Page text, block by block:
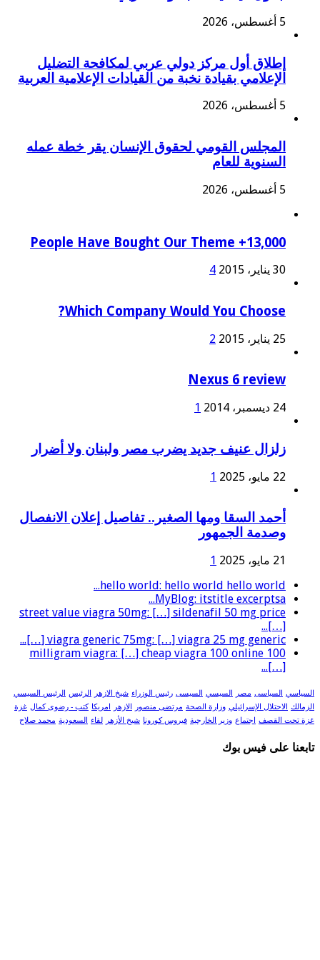
5 أغسطس، 2026
إطلاق أول مركز دولي عربي لمكافحة التضليل
الإعلامي بقيادة نخبة من القيادات الإعلامية العربية
5 أغسطس، 2026
المجلس القومي لحقوق الإنسان يقر خطة عمله
السنوية للعام
5 أغسطس، 2026
13,000+ People Have Bought Our Theme
30 يناير، 2015 4
Which Company Would You Choose?
25 يناير، 2015 2
Nexus 6 review
24 ديسمبر، 2014 1
زلزال عنيف جديد يضرب مصر ولبنان ولا أضرار
22 مايو، 2025 1
أحمد السقا ومها الصغير.. تفاصيل إعلان الانفصال
وصدمة الجمهور
21 مايو، 2025
1
hello world: hello world hello world...
MyBlog: itstitle excerptsa...
street value viagra 50mg: […] sildenafil 50 mg price
[…]...
viagra generic 75mg: […] viagra 25 mg generic […]...
100 milligram viagra: […] cheap viagra 100 online
[…]...
السياسي السياسى مصر السيسي السيسى رئيس الوزراء شيخ الازهر الرئيس الرئيس السيسي
الزمالك الاحتلال الإسرائيلي وزارة الصحة مرتضى منصور الازهر امريكا كتب - رضوى كمال غزة
غزة تحت القصف اجتماع وزير الخارجية فيروس كورونا شيخ الأزهر لقاء السعودية محمد صلاح
تابعنا على فيس بوك